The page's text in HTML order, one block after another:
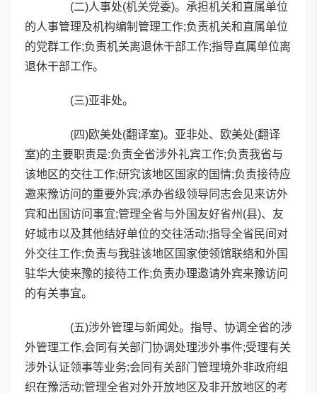
(二)人事处(机关党委)。承担机关和直属单位
的人事管理及机构编制管理工作;负责机关和直属单位
的党群工作;负责机关离退休干部工作;指导直属单位离
退休干部工作。
(三)亚非处。
(四)欧美处(翻译室)。亚非处、欧美处(翻译
室)的主要职责是:负责全省涉外礼宾工作;负责我省与
该地区的交往工作;研究该地区国家的国情;负责接待应
邀来豫访问的重要外宾;承办省级领导同志会见来访外
宾和出国访问事宜;管理全省与外国友好省州(县)、友
好城市以及其他结好单位的交往活动;指导全省民间对
外交往工作;负责与我驻该地区国家使领馆联络和外国
驻华大使来豫的接待工作;负责办理邀请外宾来豫访问
的有关事宜。
(五)涉外管理与新闻处。指导、协调全省的涉
外管理工作,会同有关部门协调处理涉外事件;受理有关
涉外认证领事等业务;会同有关部门管理境外非政府组
织在豫活动;管理全省对外开放地区及非开放地区的考